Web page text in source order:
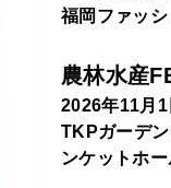
福岡ファッ
農林水産
2026年11月1
TKPガーデ
ンケットホ